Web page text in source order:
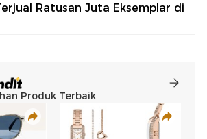
Ratusan Juta Eksemplar di